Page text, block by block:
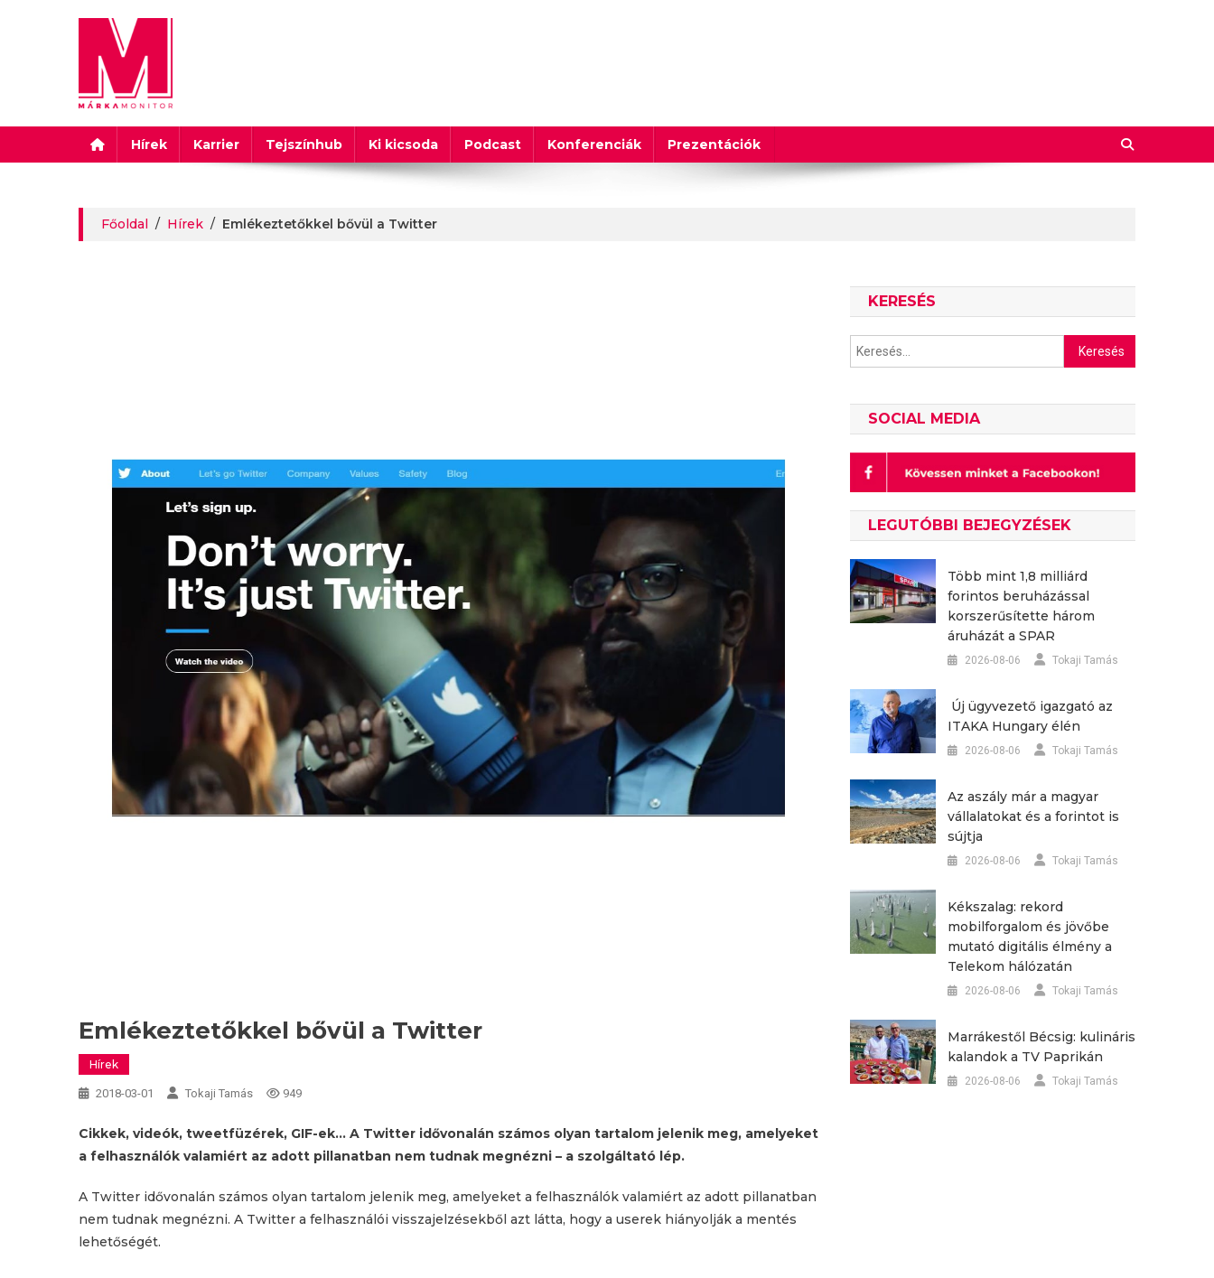
Márkamonitor
Hírek Karrier Tejszínhub Ki kicsoda Podcast Konferenciák Prezentációk
Főoldal / Hírek / Emlékeztetőkkel bővül a Twitter
Emlékeztetőkkel bővül a Twitter
Hírek
2018-03-01 Tokaji Tamás 949
Cikkek, videók, tweetfüzérek, GIF-ek… A Twitter idővonalán számos olyan tartalom jelenik meg, amelyeket
a felhasználók valamiért az adott pillanatban nem tudnak megnézni – a szolgáltató lép.
A Twitter idővonalán számos olyan tartalom jelenik meg, amelyeket a felhasználók valamiért az adott pillanatban
nem tudnak megnézni. A Twitter a felhasználói visszajelzésekből azt látta, hogy a userek hiányolják a mentés
lehetőségét.
KERESÉS
Keresés:
SOCIAL MEDIA
LEGUTÓBBI BEJEGYZÉSEK
Több mint 1,8 milliárd
forintos beruházással
korszerűsítette három
áruházát a SPAR
2026-08-06 Tokaji Tamás
Új ügyvezető igazgató az
ITAKA Hungary élén
2026-08-06 Tokaji Tamás
Az aszály már a magyar
vállalatokat és a forintot is
sújtja
2026-08-06 Tokaji Tamás
Kékszalag: rekord
mobilforgalom és jövőbe
mutató digitális élmény a
Telekom hálózatán
2026-08-06 Tokaji Tamás
Marrákestől Bécsig: kulináris
kalandok a TV Paprikán
2026-08-06 Tokaji Tamás